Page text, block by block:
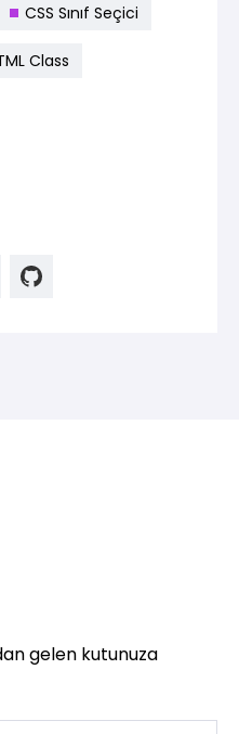
CSS Sınıf Seçici
Class
gelen kutunuza